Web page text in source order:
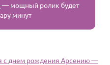
— мощный ролик будет
минут
с днем рождения Арсению —